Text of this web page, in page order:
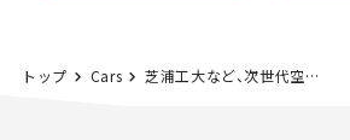
トップ Cars 芝浦工大など、次世代空調システムを開発中